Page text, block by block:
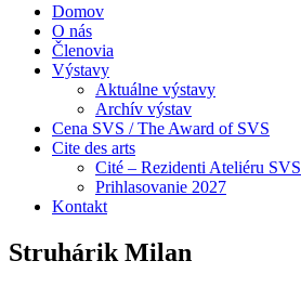
Domov
O nás
Členovia
Výstavy
Aktuálne výstavy
Archív výstav
Cena SVS / The Award of SVS
Cite des arts
Cité – Rezidenti Ateliéru SVS
Prihlasovanie 2027
Kontakt
Struhárik Milan